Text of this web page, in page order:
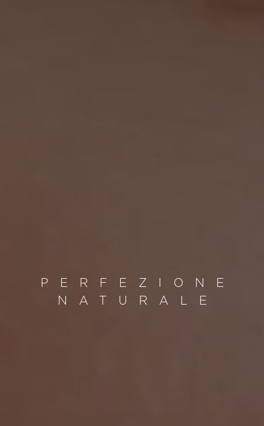
PERFEZIONE
NATURALE